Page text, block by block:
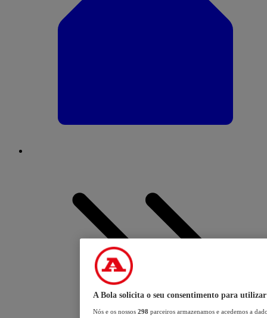
A Bola solicita o seu consentimento para utilizar
Nós e os nossos 298 parceiros armazenamos e acedemos a